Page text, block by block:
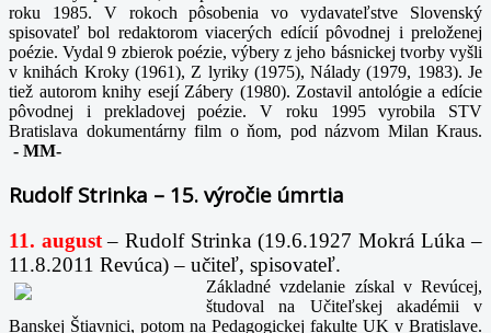
roku 1985. V rokoch pôsobenia vo vydavateľstve Slovenský
spisovateľ bol redaktorom viacerých edícií pôvodnej i preloženej
poézie. Vydal 9 zbierok poézie, výbery z jeho básnickej tvorby vyšli
v knihách Kroky (1961), Z lyriky (1975), Nálady (1979, 1983). Je
tiež autorom knihy esejí Zábery (1980). Zostavil antológie a edície
pôvodnej i prekladovej poézie. V roku 1995 vyrobila STV
Bratislava dokumentárny film o ňom, pod názvom Milan Kraus.
- MM-
Rudolf Strinka – 15. výročie úmrtia
11. august – Rudolf Strinka (19.6.1927 Mokrá Lúka –
11.8.2011 Revúca) – učiteľ, spisovateľ.
Základné vzdelanie získal v Revúcej,
študoval na Učiteľskej akadémii v
Banskej Štiavnici, potom na Pedagogickej fakulte UK v Bratislave.